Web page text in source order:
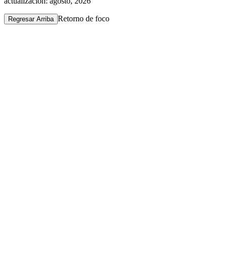
Regresar Arriba Retorno de foco